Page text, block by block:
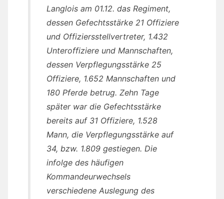
Langlois am 01.12. das Regiment,
dessen Gefechtsstärke 21 Offiziere
und Offiziersstellvertreter, 1.432
Unteroffiziere und Mannschaften,
dessen Verpflegungsstärke 25
Offiziere, 1.652 Mannschaften und
180 Pferde betrug. Zehn Tage
später war die Gefechtsstärke
bereits auf 31 Offiziere, 1.528
Mann, die Verpflegungsstärke auf
34, bzw. 1.809 gestiegen. Die
infolge des häufigen
Kommandeurwechsels
verschiedene Auslegung des